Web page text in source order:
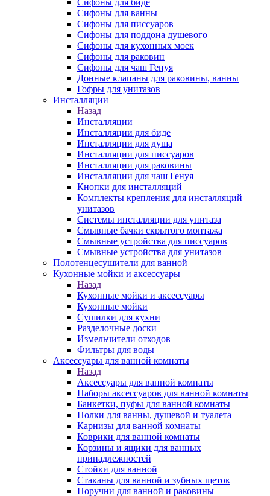
Сифоны для биде
Сифоны для ванны
Сифоны для писсуаров
Сифоны для поддона душевого
Сифоны для кухонных моек
Сифоны для раковин
Сифоны для чаш Генуя
Донные клапаны для раковины, ванны
Гофры для унитазов
Инсталляции
Назад
Инсталляции
Инсталляции для биде
Инсталляции для душа
Инсталляции для писсуаров
Инсталляции для раковины
Инсталляции для чаш Генуя
Кнопки для инсталляций
Комплекты крепления для инсталляций
унитазов
Системы инсталляции для унитаза
Смывные бачки скрытого монтажа
Смывные устройства для писсуаров
Смывные устройства для унитазов
Полотенцесушители для ванной
Кухонные мойки и аксессуары
Назад
Кухонные мойки и аксессуары
Кухонные мойки
Сушилки для кухни
Разделочные доски
Измельчители отходов
Фильтры для воды
Аксессуары для ванной комнаты
Назад
Аксессуары для ванной комнаты
Наборы аксессуаров для ванной комнаты
Банкетки, пуфы для ванной комнаты
Полки для ванны, душевой и туалета
Карнизы для ванной комнаты
Коврики для ванной комнаты
Корзины и ящики для ванных
принадлежностей
Стойки для ванной
Стаканы для ванной и зубных щеток
Поручни для ванной и раковины